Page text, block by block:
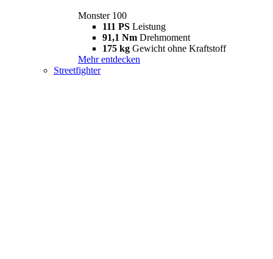
Monster 100
111 PS Leistung
91,1 Nm Drehmoment
175 kg Gewicht ohne Kraftstoff
Mehr entdecken
Streetfighter